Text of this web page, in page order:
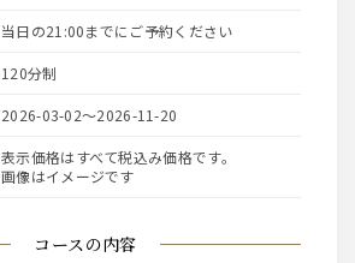
コースの内容
当日の21:00までにご予約ください
120分制
2026-03-02〜2026-11-20
表示価格はすべて税込み価格です。
画像はイメージです